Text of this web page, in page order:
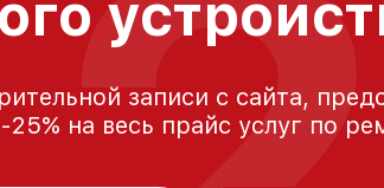
записи с сайта,
25% на весь прайс услуг по